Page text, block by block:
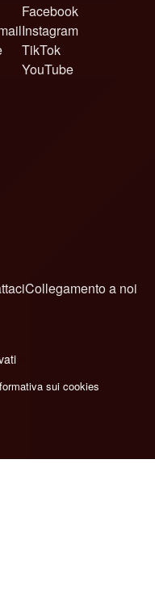
Facebook
Instagram
TikTok
YouTube
Collegamento a noi
sui cookies